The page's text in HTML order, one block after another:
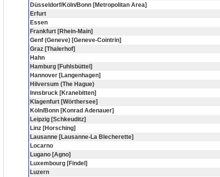
Düsseldorf/Köln/Bonn [Metropolitan Area]
Erfurt
Essen
Frankfurt [Rhein-Main]
Genf (Geneve) [Geneve-Cointrin]
Graz [Thalerhof]
Hahn
Hamburg [Fuhlsbüttel]
Hannover [Langenhagen]
Hilversum (The Hague)
Innsbruck [Kranebitten]
Klagenfurt [Wörthersee]
Köln/Bonn [Konrad Adenauer]
Leipzig [Schkeuditz]
Linz [Horsching]
Lausanne [Lausanne-La Blecherette]
Locarno
Lugano [Agno]
Luxembourg [Findel]
Luzern